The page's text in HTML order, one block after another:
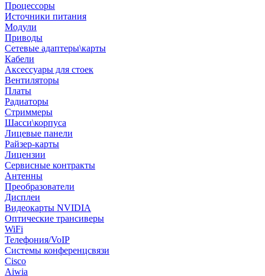
Процессоры
Источники питания
Модули
Приводы
Сетевые адаптеры\карты
Кабели
Аксессуары для стоек
Вентиляторы
Платы
Радиаторы
Стриммеры
Шасси\корпуса
Лицевые панели
Райзер-карты
Лицензии
Сервисные контракты
Антенны
Преобразователи
Дисплеи
Видеокарты NVIDIA
Оптические трансиверы
WiFi
Телефония/VoIP
Системы конференцсвязи
Cisco
Aiwia